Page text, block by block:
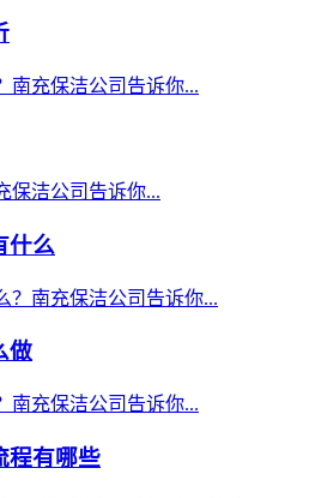
南充保洁公司告诉你...
保洁公司告诉你...
什么
？南充保洁公司告诉你...
做
南充保洁公司告诉你...
程有哪些